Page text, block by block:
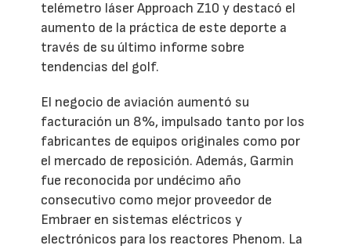
telémetro láser Approach Z10 y destacó el
aumento de la práctica de este deporte a
través de su último informe sobre
tendencias del golf.
El negocio de aviación aumentó su
facturación un 8%, impulsado tanto por los
fabricantes de equipos originales como por
el mercado de reposición. Además, Garmin
fue reconocida por undécimo año
consecutivo como mejor proveedor de
Embraer en sistemas eléctricos y
electrónicos para los reactores Phenom. La